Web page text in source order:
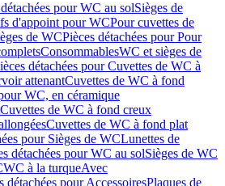
pour WC au solSièges de
d'appoint pour WCPour cuvettes de
de WCPièces détachées pour Pour
ConsommablesWC et sièges de
détachées pour Cuvettes de WC à
attenantCuvettes de WC à fond
WC, en céramique
Cuvettes de WC à fond creux
Cuvettes de WC à fond plat
pour Sièges de WCLunettes de
détachées pour WC au solSièges de WC
WC à la turqueAvec
détachées pour AccessoiresPlaques de